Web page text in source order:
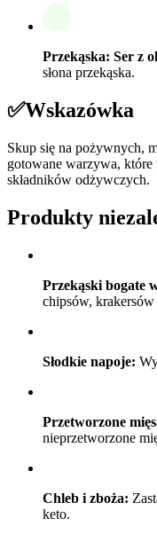
Przekąska: Ser z
słona przekąska.
✅Wskazówka
Skup się na pożywnych,
gotowane warzywa, które
składników odżywczych.
Produkty
Przekąski bogate
chipsów, krakersów
Słodkie napoje:
Przetworzone
nieprzetworzone
Chleb i zboża:
keto.